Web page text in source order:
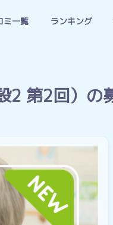
ミ一覧 ランキング
2 第2回）の